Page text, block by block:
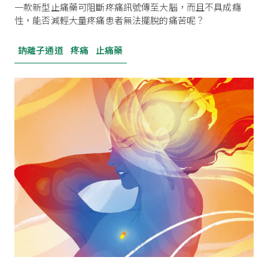
一款新型止痛藥可阻斷疼痛訊號傳至大腦，而且不具成癮
性，能否減輕大量疼痛患者無法擺脫的痛苦呢？
鈉離子通道 疼痛 止痛藥